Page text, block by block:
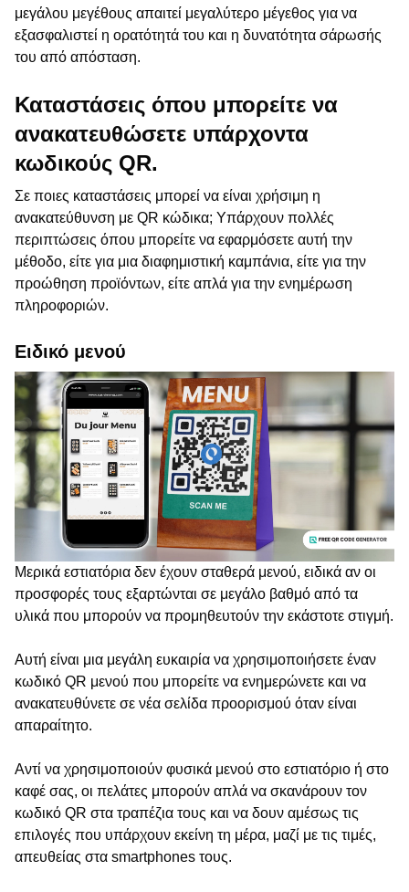
μεγάλου μεγέθους απαιτεί μεγαλύτερο μέγεθος για να
εξασφαλιστεί η ορατότητά του και η δυνατότητα σάρωσής
του από απόσταση.
Καταστάσεις όπου μπορείτε να
ανακατευθώσετε υπάρχοντα
κωδικούς QR.
Σε ποιες καταστάσεις μπορεί να είναι χρήσιμη η
ανακατεύθυνση με QR κώδικα; Υπάρχουν πολλές
περιπτώσεις όπου μπορείτε να εφαρμόσετε αυτή την
μέθοδο, είτε για μια διαφημιστική καμπάνια, είτε για την
προώθηση προϊόντων, είτε απλά για την ενημέρωση
πληροφοριών.
Ειδικό μενού
Μερικά εστιατόρια δεν έχουν σταθερά μενού, ειδικά αν οι
προσφορές τους εξαρτώνται σε μεγάλο βαθμό από τα
υλικά που μπορούν να προμηθευτούν την εκάστοτε στιγμή.
Αυτή είναι μια μεγάλη ευκαιρία να χρησιμοποιήσετε έναν
κωδικό QR μενού που μπορείτε να ενημερώνετε και να
ανακατευθύνετε σε νέα σελίδα προορισμού όταν είναι
απαραίτητο.
Αντί να χρησιμοποιούν φυσικά μενού στο εστιατόριο ή στο
καφέ σας, οι πελάτες μπορούν απλά να σκανάρουν τον
κωδικό QR στα τραπέζια τους και να δουν αμέσως τις
επιλογές που υπάρχουν εκείνη τη μέρα, μαζί με τις τιμές,
απευθείας στα smartphones τους.